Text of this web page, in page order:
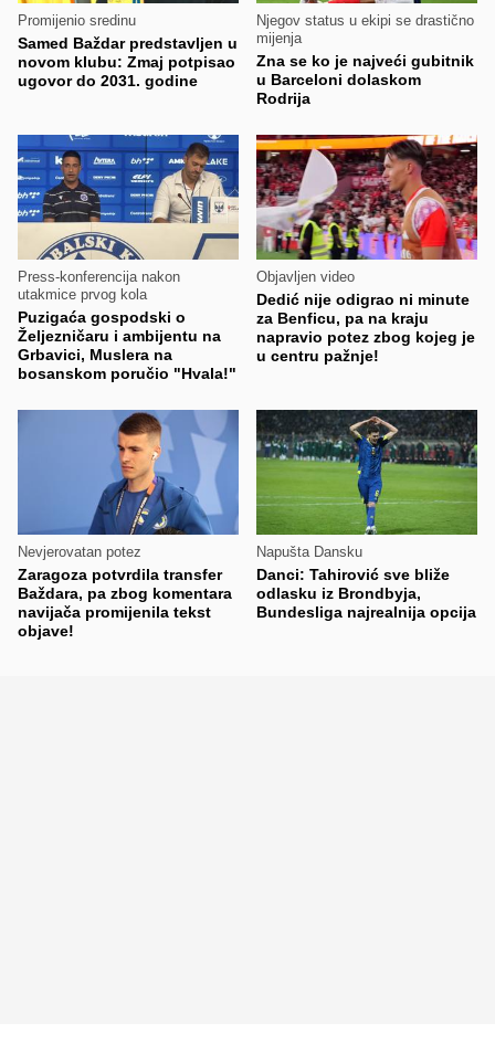
Promijenio sredinu
Samed Baždar predstavljen u
novom klubu: Zmaj potpisao
ugovor do 2031. godine
Njegov status u ekipi se drastično
mijenja
Zna se ko je najveći gubitnik
u Barceloni dolaskom
Rodrija
Press-konferencija nakon
utakmice prvog kola
Puzigaća gospodski o
Željezničaru i ambijentu na
Grbavici, Muslera na
bosanskom poručio "Hvala!"
Objavljen video
Dedić nije odigrao ni minute
za Benficu, pa na kraju
napravio potez zbog kojeg je
u centru pažnje!
Nevjerovatan potez
Zaragoza potvrdila transfer
Baždara, pa zbog komentara
navijača promijenila tekst
objave!
Napušta Dansku
Danci: Tahirović sve bliže
odlasku iz Brondbyja,
Bundesliga najrealnija opcija